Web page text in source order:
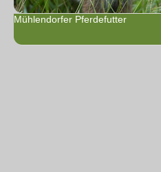
Mühlendorfer Pferdefutter